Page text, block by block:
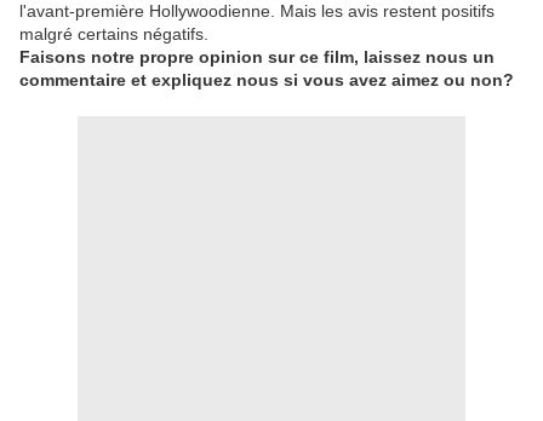
l'avant-première Hollywoodienne. Mais les avis restent positifs
malgré certains négatifs.
Faisons notre propre opinion sur ce film, laissez nous un
commentaire et expliquez nous si vous avez aimez ou non?